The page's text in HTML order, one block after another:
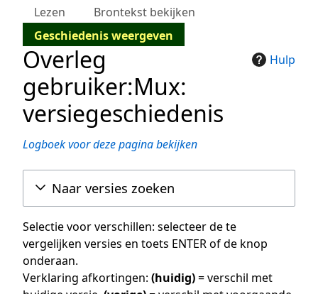
Lezen
Brontekst bekijken
Geschiedenis weergeven
Hulp
Overleg
gebruiker:Mux:
versiegeschiedenis
Logboek voor deze pagina bekijken
Naar versies zoeken
Selectie voor verschillen: selecteer de te
vergelijken versies en toets ENTER of de knop
onderaan.
Verklaring afkortingen: (huidig)= verschil met